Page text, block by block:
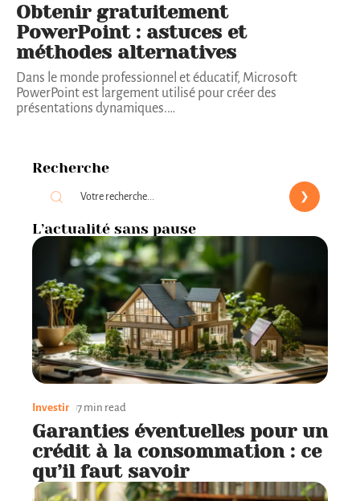
Obtenir gratuitement
PowerPoint : astuces et
méthodes alternatives
Dans le monde professionnel et éducatif, Microsoft
PowerPoint est largement utilisé pour créer des
présentations dynamiques.…
Recherche
L’actualité sans pause
Investir 7 min read
Garanties éventuelles pour un
crédit à la consommation : ce
qu’il faut savoir